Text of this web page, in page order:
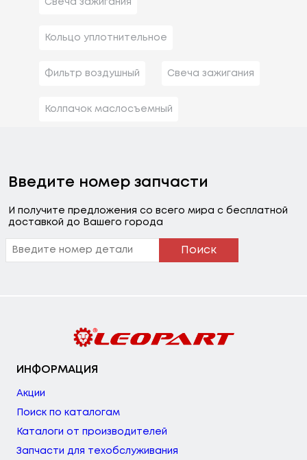
Свеча зажигания
Кольцо уплотнительное
Фильтр воздушный Свеча зажигания
Колпачок маслосъемный
Введите номер запчасти
И получите предложения со всего мира с бесплатной
доставкой до Вашего города
Поиск
ИНФОРМАЦИЯ
Акции
Поиск по каталогам
Каталоги от производителей
Запчасти для техобслуживания